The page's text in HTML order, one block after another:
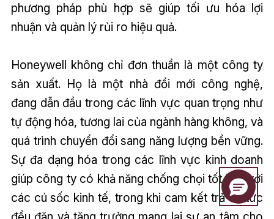
phương pháp phù hợp sẽ giúp tối ưu hóa lợi
nhuận và quản lý rủi ro hiệu quả.
Honeywell không chỉ đơn thuần là một công ty
sản xuất. Họ là một nhà đổi mới công nghệ,
đang dẫn đầu trong các lĩnh vực quan trọng như
tự động hóa, tương lai của ngành hàng không, và
quá trình chuyển đổi sang năng lượng bền vững.
Sự đa dạng hóa trong các lĩnh vực kinh doanh
giúp công ty có khả năng chống chọi tốt hơn với
các cú sốc kinh tế, trong khi cam kết trả cổ tức